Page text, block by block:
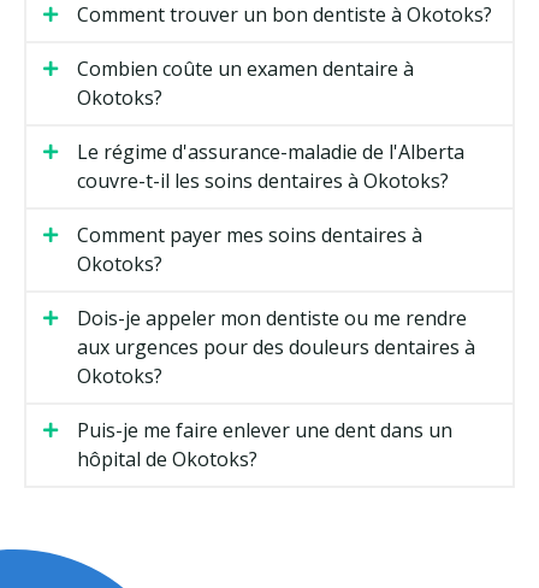
Comment trouver un bon dentiste à Okotoks?
Combien coûte un examen dentaire à
Okotoks?
Le régime d'assurance-maladie de l'Alberta
couvre-t-il les soins dentaires à Okotoks?
Comment payer mes soins dentaires à
Okotoks?
Dois-je appeler mon dentiste ou me rendre
aux urgences pour des douleurs dentaires à
Okotoks?
Puis-je me faire enlever une dent dans un
hôpital de Okotoks?